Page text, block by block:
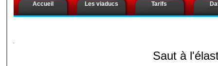
Saut à
Accueil Les viaducs Tarifs